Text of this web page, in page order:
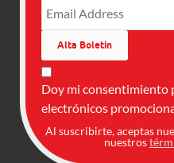
Doy mi consentimiento
electrónicos
Al suscribirte, aceptas
nuestros